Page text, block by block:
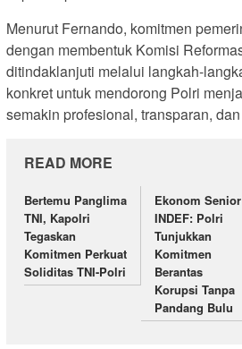
Menurut Fernando, komitmen
dengan membentuk Komisi
ditindaklanjuti melalui langkah-
konkret untuk mendorong Polri
semakin profesional, transparan,
READ MORE
Bertemu Panglima
TNI, Kapolri
Tegaskan
Komitmen Perkuat
Soliditas TNI-Polri
Ekonom Senior
INDEF: Polri
Tunjukkan
Komitmen
Berantas
Korupsi Tanpa
Pandang Bulu